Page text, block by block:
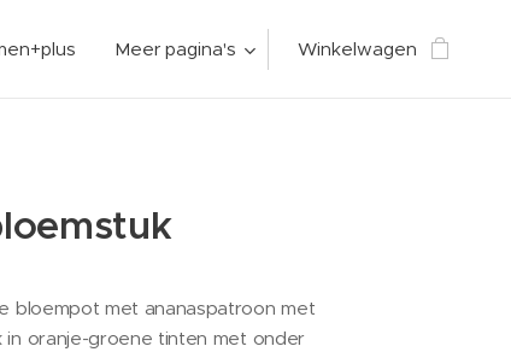
Meer pagina's Winkelwagen
bloempot met ananaspatroon met
in oranje-groene tinten met onder